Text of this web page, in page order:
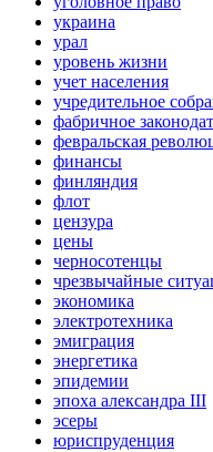
украина
урал
уровень жизни
учет населения
учредительное
фабричное
февральская
финансы
финляндия
флот
цензура
цены
черносотенцы
чрезвычайные
экономика
электротехника
эмиграция
энергетика
эпидемии
эпоха александра III
эсеры
юриспруденция